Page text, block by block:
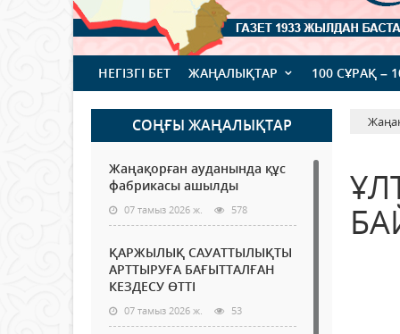
НЕГІЗГІ БЕТ ЖАҢАЛЫҚТАР 100 СҰРАҚ –
СОҢҒЫ ЖАҢАЛЫҚТАР
Жаңақорған ауданында құс
фабрикасы ашылды
07 тамыз 2026 ж. 578
ҚАРЖЫЛЫҚ САУАТТЫЛЫҚТЫ
АРТТЫРУҒА БАҒЫТТАЛҒАН
КЕЗДЕСУ ӨТТІ
07 тамыз 2026 ж. 53